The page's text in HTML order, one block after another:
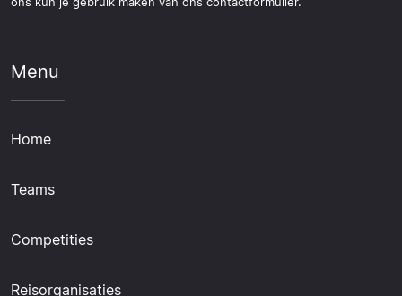
Menu
Home
Teams
Competities
Reisorganisaties